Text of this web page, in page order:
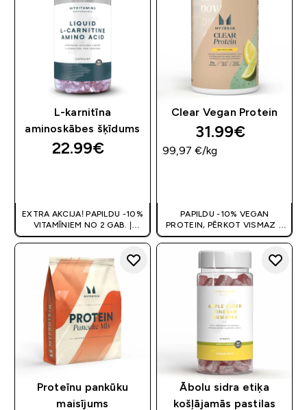
L-karnitīna
aminoskābes šķīdums
22.99€‎
EXTRA AKCIJA! PAPILDU -10%
VITAMĪNIEM NO 2 GAB. |
ATLAIDE GROZĀ
Clear Vegan Protein
31.99€‎
99,97 €‎/kg
PAPILDU -10% VEGAN
PROTEIN, PĒRKOT VISMAZ 2
GAB. | ATLAIDE GROZĀ
Proteīnu pankūku
maisījums
Ābolu sidra etiķa
košļājamās pastilas